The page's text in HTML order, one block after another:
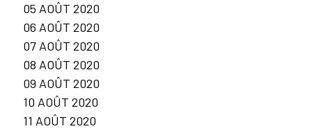
05 AOÛT 2020
06 AOÛT 2020
07 AOÛT 2020
08 AOÛT 2020
09 AOÛT 2020
10 AOÛT 2020
11 AOÛT 2020